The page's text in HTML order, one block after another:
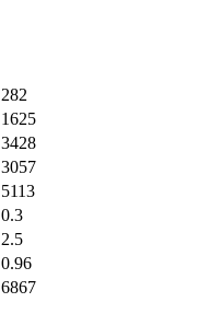
282
1625
3428
3057
5113
0.3
2.5
0.96
6867